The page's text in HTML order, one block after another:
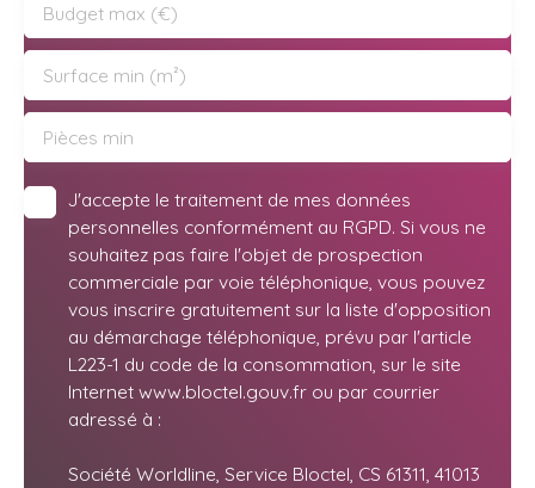
Budget max (€)
Surface min (m²)
Pièces min
J'accepte le traitement de mes données
personnelles conformément au RGPD. Si vous ne
souhaitez pas faire l'objet de prospection
commerciale par voie téléphonique, vous pouvez
vous inscrire gratuitement sur la liste d'opposition
au démarchage téléphonique, prévu par l'article
L223-1 du code de la consommation, sur le site
Internet www.bloctel.gouv.fr ou par courrier
adressé à :
Société Worldline, Service Bloctel, CS 61311, 41013